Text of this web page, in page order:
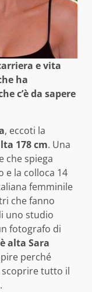
e vita
ha
c’è da sapere
, eccoti la
178 cm. Una
che spiega
e la colloca 14
femminile
che fanno
uno studio
fotografo di
alta Sara
perché
tutto il